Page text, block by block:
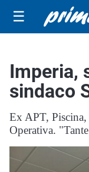
☰
Imperia,
sindaco
Ex APT, Piscina,
Operativa.